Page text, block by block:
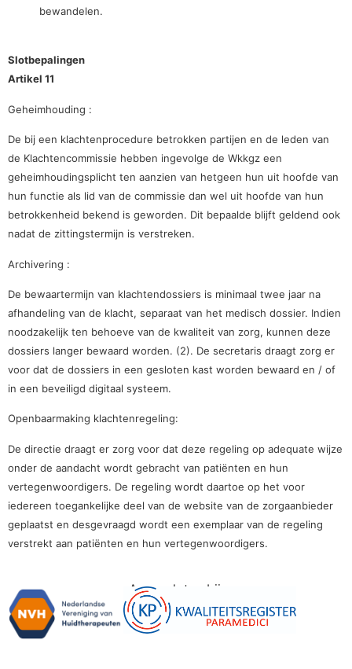
bewandelen.
Slotbepalingen
Artikel 11
Geheimhouding :
De bij een klachtenprocedure betrokken partijen en de leden van
de Klachtencommissie hebben ingevolge de Wkkgz een
geheimhoudingsplicht ten aanzien van hetgeen hun uit hoofde van
hun functie als lid van de commissie dan wel uit hoofde van hun
betrokkenheid bekend is geworden. Dit bepaalde blijft geldend ook
nadat de zittingstermijn is verstreken.
Archivering :
De bewaartermijn van klachtendossiers is minimaal twee jaar na
afhandeling van de klacht, separaat van het medisch dossier. Indien
noodzakelijk ten behoeve van de kwaliteit van zorg, kunnen deze
dossiers langer bewaard worden. (2). De secretaris draagt zorg er
voor dat de dossiers in een gesloten kast worden bewaard en / of
in een beveiligd digitaal systeem.
Openbaarmaking klachtenregeling:
De directie draagt er zorg voor dat deze regeling op adequate wijze
onder de aandacht wordt gebracht van patiënten en hun
vertegenwoordigers. De regeling wordt daartoe op het voor
iedereen toegankelijke deel van de website van de zorgaanbieder
geplaatst en desgevraagd wordt een exemplaar van de regeling
verstrekt aan patiënten en hun vertegenwoordigers.
Aangesloten bij: